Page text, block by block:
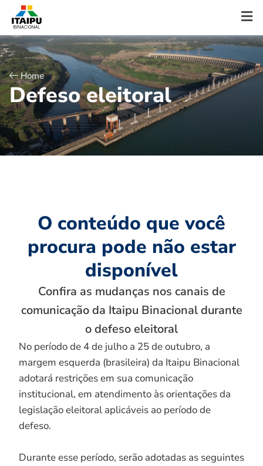
Home
Defeso eleitoral
O conteúdo que você
procura pode não estar
disponível
Confira as mudanças nos canais de
comunicação da Itaipu Binacional durante
o defeso eleitoral
No período de 4 de julho a 25 de outubro, a
margem esquerda (brasileira) da Itaipu Binacional
adotará restrições em sua comunicação
institucional, em atendimento às orientações da
legislação eleitoral aplicáveis ao período de
defeso.
Durante esse período, serão adotadas as seguintes